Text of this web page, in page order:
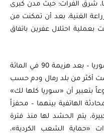
شرق الفرات؛ حيث مدن كبرى
الغنية، بعد أن تمكنت من
احتلال عفرين باتفاق
وكم أصبح الانسحاب الأميركي من سوريا – بعد هزيمة 90 في المائة
أكثر من بلد رمال ودم حسب
بتعبير أن «سوريا كلها لك»
الهاتفية بينهما – محفزاً
يتم الحشد لها منذ فترة
الشعب الكردية»،